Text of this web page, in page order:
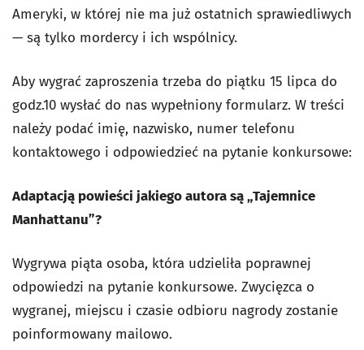
Ameryki, w której nie ma już ostatnich sprawiedliwych
— są tylko mordercy i ich wspólnicy.
Aby wygrać zaproszenia trzeba do piątku 15 lipca do
godz.10 wysłać do nas wypełniony formularz. W treści
należy podać imię, nazwisko, numer telefonu
kontaktowego i odpowiedzieć na pytanie konkursowe:
Adaptacją powieści jakiego autora są „Tajemnice
Manhattanu”?
Wygrywa piąta osoba, która udzieliła poprawnej
odpowiedzi na pytanie konkursowe. Zwycięzca o
wygranej, miejscu i czasie odbioru nagrody zostanie
poinformowany mailowo.